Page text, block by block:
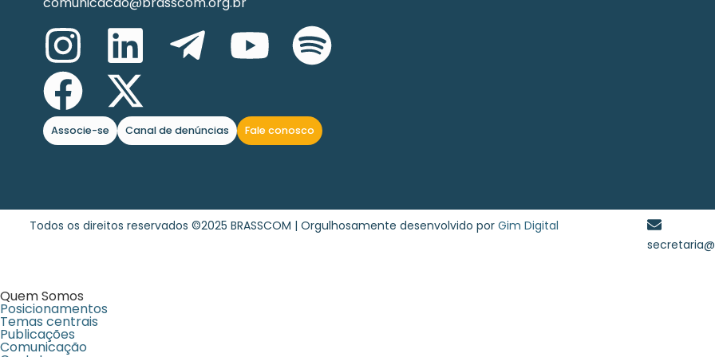
Associe-se Canal de denúncias Fale conosco
Todos os direitos reservados ©2025 BRASSCOM | Orgulhosamente desenvolvido por Gim Digital
Quem Somos
Posicionamentos
Temas centrais
Publicações
Comunicação